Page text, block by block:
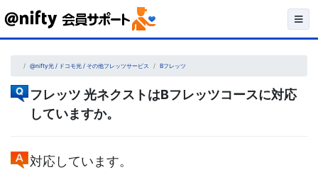
Skip
content @nifty光 / ドコモ光 / その他フレッツサービス Bフレッツ
フレッツ 光ネクストはBフレッツコースに対応
していますか。
対応しています。